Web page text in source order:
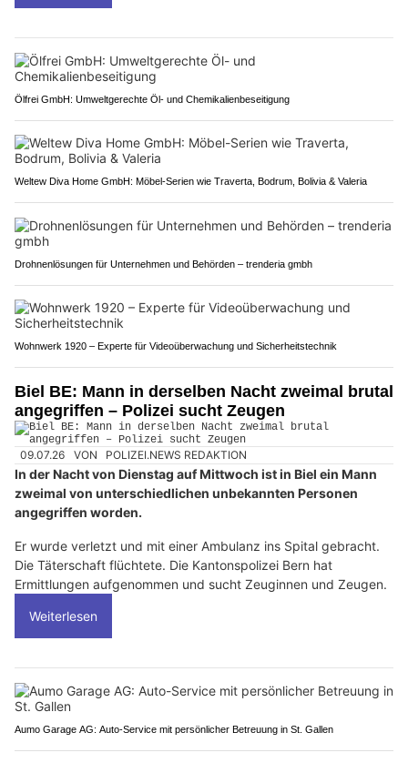
Ölfrei GmbH: Umweltgerechte Öl- und Chemikalienbeseitigung
Weltew Diva Home GmbH: Möbel-Serien wie Traverta, Bodrum, Bolivia & Valeria
Drohnenlösungen für Unternehmen und Behörden – trenderia gmbh
Wohnwerk 1920 – Experte für Videoüberwachung und Sicherheitstechnik
Biel BE: Mann in derselben Nacht zweimal brutal
angegriffen – Polizei sucht Zeugen
09.07.26 VON POLIZEI.NEWS REDAKTION
In der Nacht von Dienstag auf Mittwoch ist in Biel ein Mann
zweimal von unterschiedlichen unbekannten Personen
angegriffen worden.
Er wurde verletzt und mit einer Ambulanz ins Spital gebracht.
Die Täterschaft flüchtete. Die Kantonspolizei Bern hat
Ermittlungen aufgenommen und sucht Zeuginnen und Zeugen.
Weiterlesen
Aumo Garage AG: Auto-Service mit persönlicher Betreuung in St. Gallen